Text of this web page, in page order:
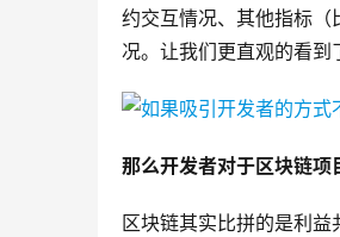
约交互情况、其他指标
况。让我们更直观的看到
那么开发者对于区块链项
区块链其实比拼的是利